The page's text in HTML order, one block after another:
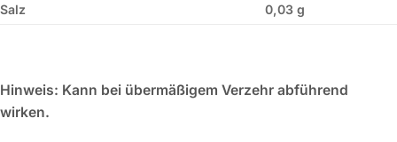
Salz
0,03 g
Hinweis: Kann bei übermäßigem Verzehr abführend
wirken.